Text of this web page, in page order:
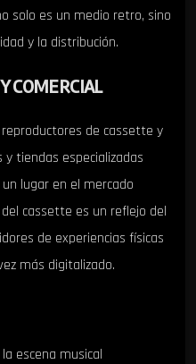
solo es un medio retro, sino
y la distribución.
COMERCIAL
de cassette y
tiendas especializadas
lugar en el mercado
cassette es un reflejo del
de experiencias físicas
más digitalizado.
escena musical